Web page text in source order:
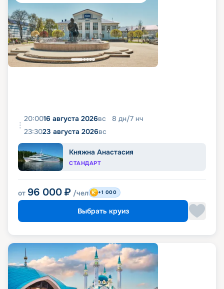
20:0016 августа 2026вс 8 дн/7 нч
23:3023 августа 2026вс
Княжна Анастасия
СТАНДАРТ
от 96 000 ₽ /чел +1 000
Выбрать круиз